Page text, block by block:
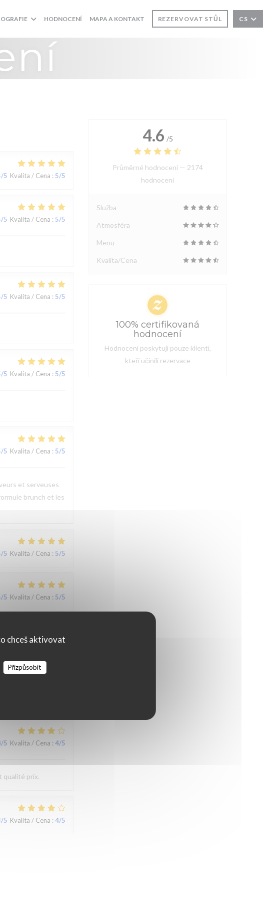
chceš aktivovat
Přizpůsobit
HODNOCENÍ MAPA A KONTAKT REZERVOVAT STŮL CS
/5 Kvalita / Cena : 5/5
/5 Kvalita / Cena : 5/5
/5 Kvalita / Cena : 5/5
/5 Kvalita / Cena : 5/5
/5 Kvalita / Cena : 5/5
et serveuses
brunch et les
/5 Kvalita / Cena : 5/5
/5 Kvalita / Cena : 5/5
mini burger,
Pas de pain ni
/5 Kvalita / Cena : 4/5
qualité prix.
/5 Kvalita / Cena : 4/5
4.6 /5
Průměrné hodnocení — 2174
hodnoceni
Služba
Atmosféra
Menu
Kvalita/Cena
100% certifikovaná
hodnocení
Hodnocení poskytují pouze klienti,
kteří učinili rezervace